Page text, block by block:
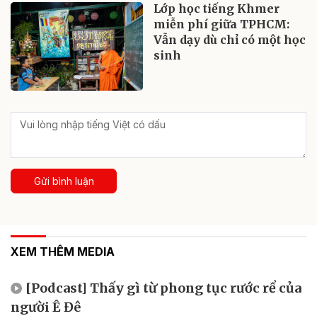
Lớp học tiếng Khmer
miễn phí giữa TPHCM:
Vẫn dạy dù chỉ có một học
sinh
Gửi bình luận
XEM THÊM MEDIA
[Podcast] Thấy gì từ phong tục rước rể của
người Ê Đê